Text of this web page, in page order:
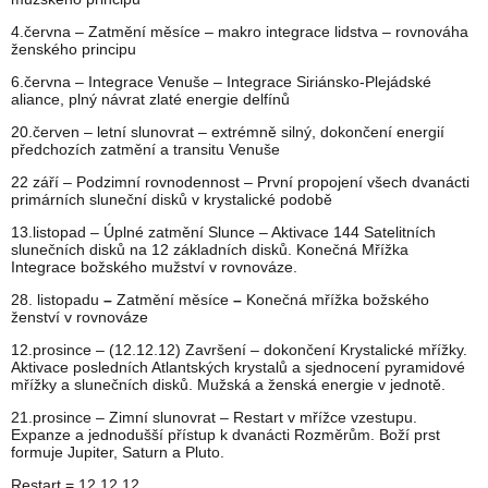
4.června – Zatmění měsíce – makro integrace lidstva – rovnováha
ženského principu
6.června – Integrace Venuše – Integrace Siriánsko-Plejádské
aliance, plný návrat zlaté energie delfínů
20.červen – letní slunovrat – extrémně silný, dokončení energií
předchozích zatmění a transitu Venuše
22 září – Podzimní rovnodennost – První propojení všech dvanácti
primárních sluneční disků v krystalické podobě
13.listopad – Úplné zatmění Slunce – Aktivace 144 Satelitních
slunečních disků na 12 základních disků. Konečná Mřížka
Integrace božského mužství v rovnováze.
28. listopadu – Zatmění měsíce – Konečná mřížka božského
ženství v rovnováze
12.prosince – (12.12.12) Završení – dokončení Krystalické mřížky.
Aktivace posledních Atlantských krystalů a sjednocení pyramidové
mřížky a slunečních disků. Mužská a ženská energie v jednotě.
21.prosince – Zimní slunovrat – Restart v mřížce vzestupu.
Expanze a jednodušší přístup k dvanácti Rozměrům. Boží prst
formuje Jupiter, Saturn a Pluto.